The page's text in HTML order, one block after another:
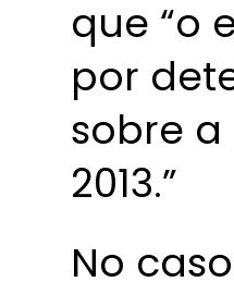
que “o
por
sobre a
2013.”
No